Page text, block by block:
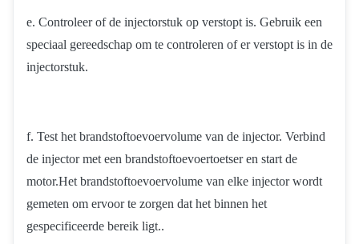
e. Controleer of de injectorstuk op verstopt is. Gebruik een
speciaal gereedschap om te controleren of er verstopt is in de
injectorstuk.
f. Test het brandstoftoevoervolume van de injector. Verbind
de injector met een brandstoftoevoertoetser en start de
motor.Het brandstoftoevoervolume van elke injector wordt
gemeten om ervoor te zorgen dat het binnen het
gespecificeerde bereik ligt..